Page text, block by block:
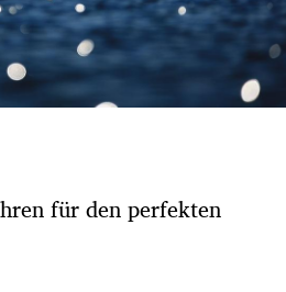
für den perfekten